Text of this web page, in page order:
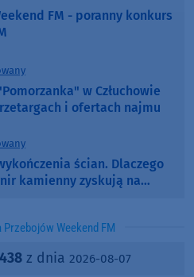
FM - poranny konkurs
w Człuchowie
i ofertach najmu
ścian. Dlaczego
kamienny zyskują na
Przebojów Weekend FM
z dnia 2026-08-07